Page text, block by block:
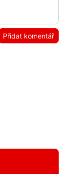
Přidat komentář